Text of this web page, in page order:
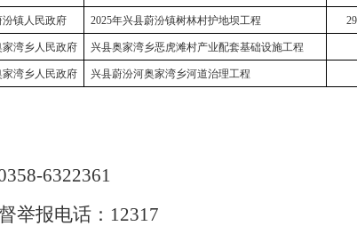
汾镇人民政府 2025年兴县蔚汾镇树林村护地坝工程
家湾乡人民政府 兴县奥家湾乡恶虎滩村产业配套基础设施工程
家湾乡人民政府 兴县蔚汾河奥家湾乡河道治理工程
6322361
报电话： 12317